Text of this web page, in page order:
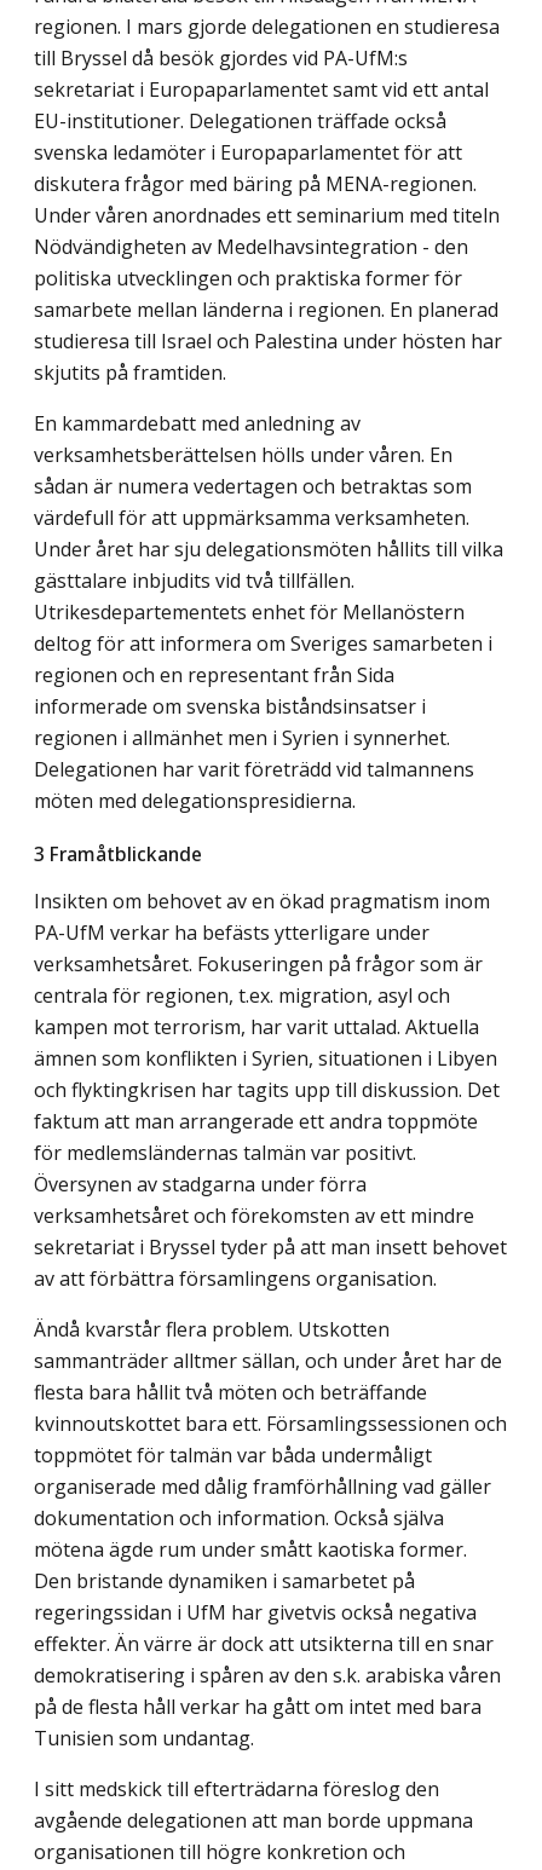
regionen. I mars gjorde delegationen en studieresa
till Bryssel då besök gjordes vid PA-UfM:s
sekretariat i Europaparlamentet samt vid ett antal
EU-institutioner. Delegationen träffade också
svenska ledamöter i Europaparlamentet för att
diskutera frågor med bäring på MENA-regionen.
Under våren anordnades ett seminarium med titeln
Nödvändigheten av Medelhavsintegration - den
politiska utvecklingen och praktiska former för
samarbete mellan länderna i regionen. En planerad
studieresa till Israel och Palestina under hösten har
skjutits på framtiden.
En kammardebatt med anledning av
verksamhetsberättelsen hölls under våren. En
sådan är numera vedertagen och betraktas som
värdefull för att uppmärksamma verksamheten.
Under året har sju delegationsmöten hållits till vilka
gästtalare inbjudits vid två tillfällen.
Utrikesdepartementets enhet för Mellanöstern
deltog för att informera om Sveriges samarbeten i
regionen och en representant från Sida
informerade om svenska biståndsinsatser i
regionen i allmänhet men i Syrien i synnerhet.
Delegationen har varit företrädd vid talmannens
möten med delegationspresidierna.
3 Framåtblickande
Insikten om behovet av en ökad pragmatism inom
PA-UfM verkar ha befästs ytterligare under
verksamhetsåret. Fokuseringen på frågor som är
centrala för regionen, t.ex. migration, asyl och
kampen mot terrorism, har varit uttalad. Aktuella
ämnen som konflikten i Syrien, situationen i Libyen
och flyktingkrisen har tagits upp till diskussion. Det
faktum att man arrangerade ett andra toppmöte
för medlemsländernas talmän var positivt.
Översynen av stadgarna under förra
verksamhetsåret och förekomsten av ett mindre
sekretariat i Bryssel tyder på att man insett behovet
av att förbättra församlingens organisation.
Ändå kvarstår flera problem. Utskotten
sammanträder alltmer sällan, och under året har de
flesta bara hållit två möten och beträffande
kvinnoutskottet bara ett. Församlingssessionen och
toppmötet för talmän var båda undermåligt
organiserade med dålig framförhållning vad gäller
dokumentation och information. Också själva
mötena ägde rum under smått kaotiska former.
Den bristande dynamiken i samarbetet på
regeringssidan i UfM har givetvis också negativa
effekter. Än värre är dock att utsikterna till en snar
demokratisering i spåren av den s.k. arabiska våren
på de flesta håll verkar ha gått om intet med bara
Tunisien som undantag.
I sitt medskick till efterträdarna föreslog den
avgående delegationen att man borde uppmana
organisationen till högre konkretion och